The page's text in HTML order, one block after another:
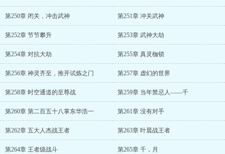
第250章 闭关，冲击武神 第251章 冲关武神
第252章 节节攀升 第253章 武神大劫
第254章 对抗大劫 第255章 真灵枷锁
第256章 神灵齐至，推开试炼之门 第257章 虚幻的世界
第258章 时空通道的至尊战 第259章 当年禁忌人——千
第260章 第二百五十八掌东华浩一 第261章 没有对手
第262章 五大人杰战王者 第263章 叶晨战王者
第264章 王者级战斗 第265章 千，月